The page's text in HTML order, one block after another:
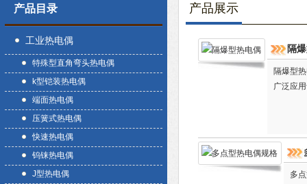
产品目录
工业热电偶
特殊型直角弯头热电偶
k型铠装热电偶
端面热电偶
压簧式热电偶
快速热电偶
钨铼热电偶
J型热电偶
产品展示
隔
隔爆型
广泛应
多